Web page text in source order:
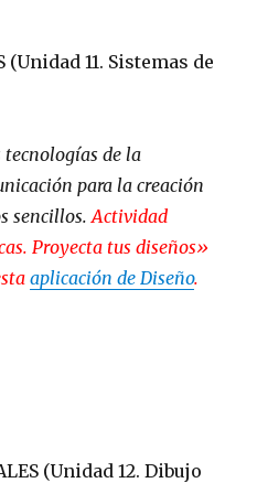
(Unidad 11. Sistemas de
tecnologías de la
para la creación
sencillos.Actividad
Proyecta tus diseños»
aplicación de Diseño.
(Unidad 12. Dibujo